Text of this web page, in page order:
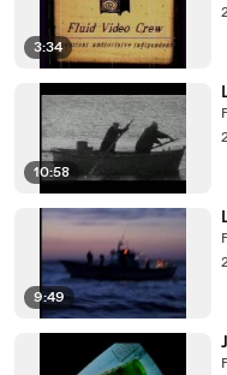
3:34
10:58
9:49